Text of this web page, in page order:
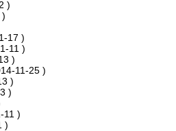
)
17 )
11 )
)
11-25 )
)
)
11 )
)